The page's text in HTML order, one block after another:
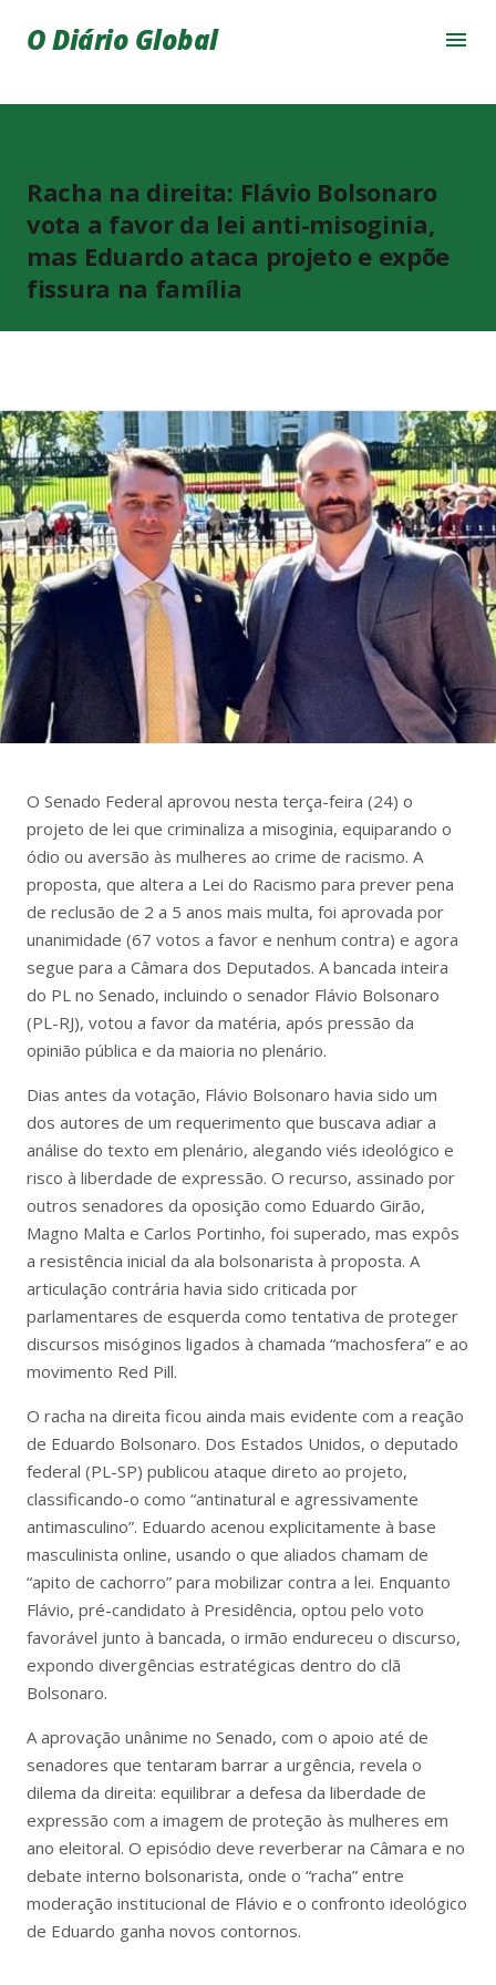
Pular para o conteúdo principal
O Diário Global
Racha na direita: Flávio Bolsonaro
vota a favor da lei anti-misoginia,
mas Eduardo ataca projeto e expõe
fissura na família
O Senado Federal aprovou nesta terça-feira (24) o
projeto de lei que criminaliza a misoginia, equiparando o
ódio ou aversão às mulheres ao crime de racismo. A
proposta, que altera a Lei do Racismo para prever pena
de reclusão de 2 a 5 anos mais multa, foi aprovada por
unanimidade (67 votos a favor e nenhum contra) e agora
segue para a Câmara dos Deputados. A bancada inteira
do PL no Senado, incluindo o senador Flávio Bolsonaro
(PL-RJ), votou a favor da matéria, após pressão da
opinião pública e da maioria no plenário.
Dias antes da votação, Flávio Bolsonaro havia sido um
dos autores de um requerimento que buscava adiar a
análise do texto em plenário, alegando viés ideológico e
risco à liberdade de expressão. O recurso, assinado por
outros senadores da oposição como Eduardo Girão,
Magno Malta e Carlos Portinho, foi superado, mas expôs
a resistência inicial da ala bolsonarista à proposta. A
articulação contrária havia sido criticada por
parlamentares de esquerda como tentativa de proteger
discursos misóginos ligados à chamada “machosfera” e ao
movimento Red Pill.
O racha na direita ficou ainda mais evidente com a reação
de Eduardo Bolsonaro. Dos Estados Unidos, o deputado
federal (PL-SP) publicou ataque direto ao projeto,
classificando-o como “antinatural e agressivamente
antimasculino”. Eduardo acenou explicitamente à base
masculinista online, usando o que aliados chamam de
“apito de cachorro” para mobilizar contra a lei. Enquanto
Flávio, pré-candidato à Presidência, optou pelo voto
favorável junto à bancada, o irmão endureceu o discurso,
expondo divergências estratégicas dentro do clã
Bolsonaro.
A aprovação unânime no Senado, com o apoio até de
senadores que tentaram barrar a urgência, revela o
dilema da direita: equilibrar a defesa da liberdade de
expressão com a imagem de proteção às mulheres em
ano eleitoral. O episódio deve reverberar na Câmara e no
debate interno bolsonarista, onde o “racha” entre
moderação institucional de Flávio e o confronto ideológico
de Eduardo ganha novos contornos.